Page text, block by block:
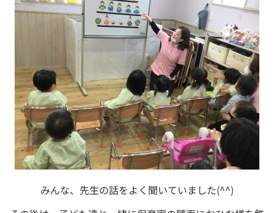
みんな、先生の話をよく聞いていました(^^)